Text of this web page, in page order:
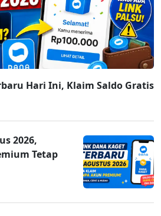
Hari Ini, Klaim Saldo Gratis
2026,
Tetap